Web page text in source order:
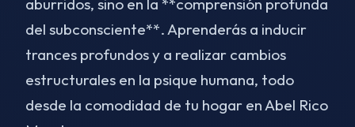
aburridos, sino en la **comprensión profunda
del subconsciente**. Aprenderás a inducir
trances profundos y a realizar cambios
estructurales en la psique humana, todo
desde la comodidad de tu hogar en Abel Rico